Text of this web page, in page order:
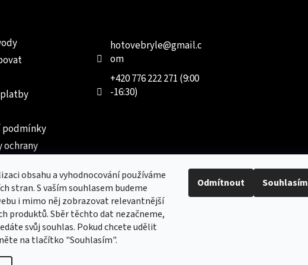
obsahu a vyhodnocování používáme
stran. S vaším souhlasem budeme
i mimo něj zobrazovat relevantnější
produktů. Sběr těchto dat nezačneme,
svůj souhlas. Pokud chcete udělit
na tlačítko "Souhlasím".
Odmítnout Souhlasím
podmínky
ochrany
hotovebryle@gmail.c
om
+420 776 222 271 (9:00
-16:30)
obchod s batohy, cestovními zavazadly, tašky a peněženky